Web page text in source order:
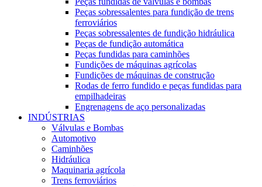
Peças sobressalentes para fundição de trens
ferroviários
Peças sobressalentes de fundição hidráulica
Peças de fundição automática
Peças fundidas para caminhões
Fundições de máquinas agrícolas
Fundições de máquinas de construção
Rodas de ferro fundido e peças fundidas para
empilhadeiras
Engrenagens de aço personalizadas
INDÚSTRIAS
Válvulas e Bombas
Automotivo
Caminhões
Hidráulica
Maquinaria agrícola
Trens ferroviários